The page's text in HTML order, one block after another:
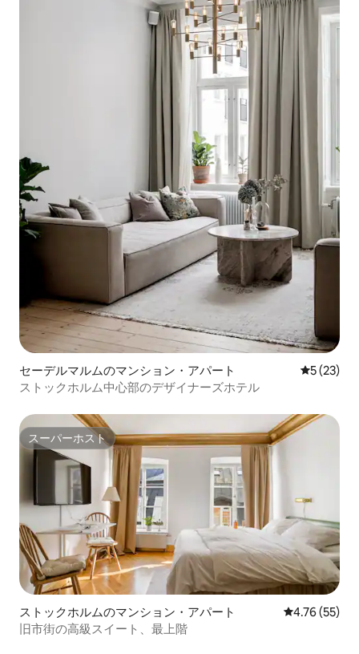
セーデルマルムのマンション・アパート レビュー
5 (23)
ストックホルム中心部のデザイナーズホテル
スーパーホスト
スーパーホスト
ストックホルムのマンション・アパート レビュー55
4.76 (55)
旧市街の高級スイート、最上階